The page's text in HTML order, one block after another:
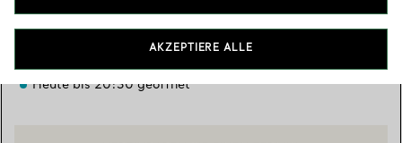
Heute bis 20:30 geöffnet
AKZEPTIERE ALLE